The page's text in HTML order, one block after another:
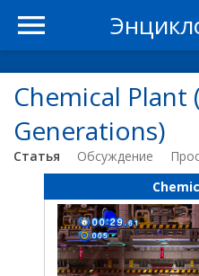
Chemical Plant
Generations)
Статья Обсуждение